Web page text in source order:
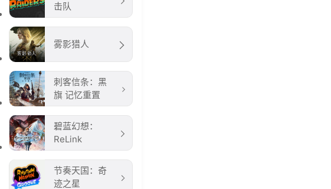
击队
雾影猎人
刺客信条：黑
旗 记忆重置
碧蓝幻想：
ReLink
节奏天国：奇
迹之星